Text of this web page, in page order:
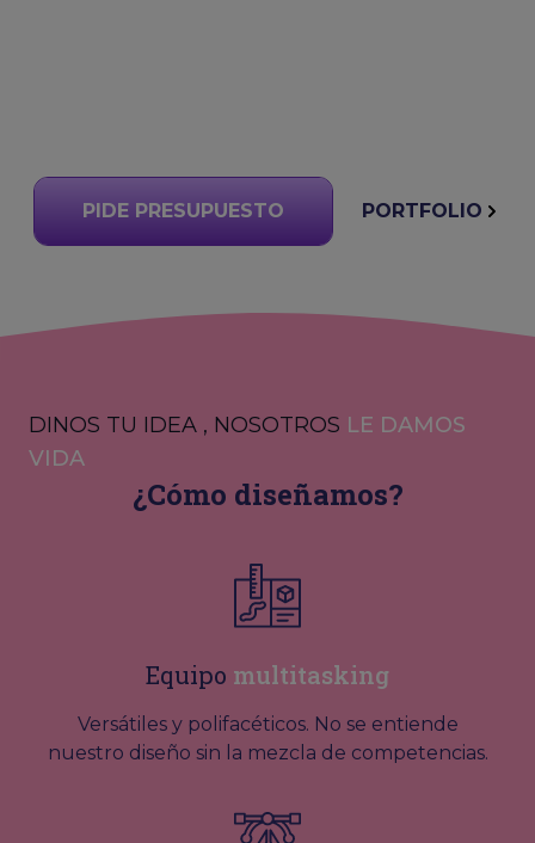
PIDE PRESUPUESTO PORTFOLIO
DINOS TU IDEA , NOSOTROS LE DAMOS
VIDA
¿Cómo diseñamos?
Equipo multitasking
Versátiles y polifacéticos. No se entiende
nuestro diseño sin la mezcla de competencias.